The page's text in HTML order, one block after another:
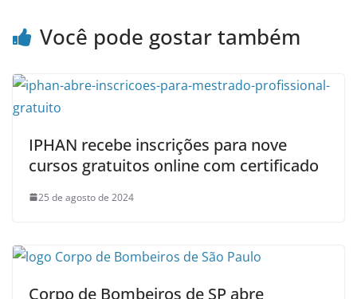
Você pode gostar também
IPHAN recebe inscrições para nove
cursos gratuitos online com certificado
25 de agosto de 2024
Corpo de Bombeiros de SP abre